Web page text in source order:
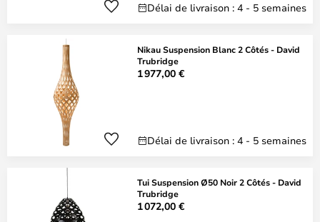
Délai de livraison : 4 - 5 semaines
Nikau Suspension Blanc 2 Côtés - David
Trubridge
1 977,00 €
Délai de livraison : 4 - 5 semaines
Tui Suspension Ø50 Noir 2 Côtés - David
Trubridge
1 072,00 €